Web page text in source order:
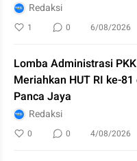
Redaksi
1 0 6/08/2026
Lomba Administrasi
Meriahkan HUT RI ke-
Panca Jaya
Redaksi
0 0 4/08/2026